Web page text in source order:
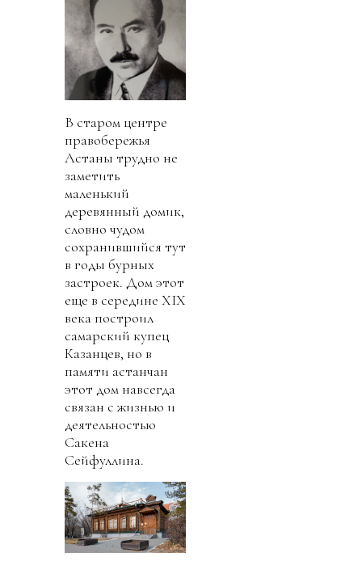
В старом центре
правобережья
Астаны трудно не
заметить
маленький
деревянный домик,
словно чудом
сохранившийся тут
в годы бурных
застроек. Дом этот
еще в середине XIX
века построил
самарский купец
Казанцев, но в
памяти астанчан
этот дом навсегда
связан с жизнью и
деятельностью
Сакена
Сейфуллина.